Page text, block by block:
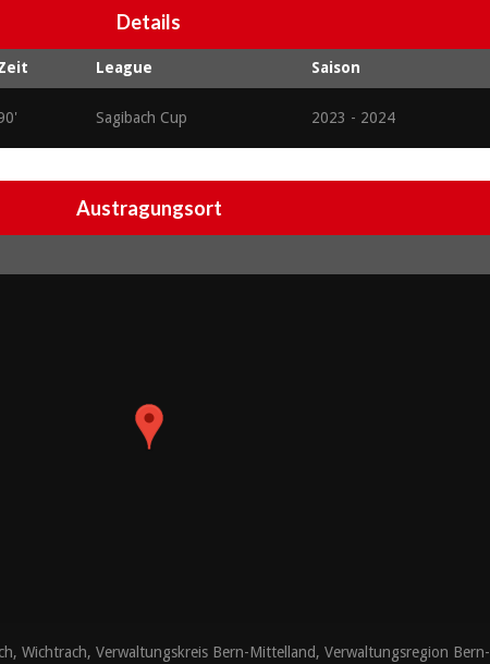
Details
League Saison
Sagibach Cup 2023 - 2024
Austragungsort
Wichtrach, Verwaltungskreis Bern-Mittelland, Verwaltungsregion Bern-